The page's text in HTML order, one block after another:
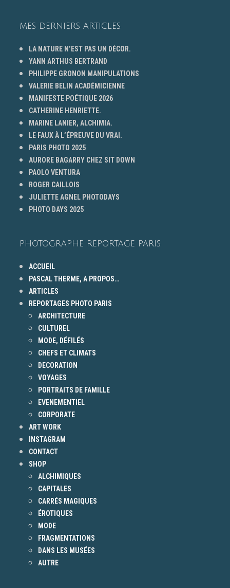
MES DERNIERS ARTICLES
LA NATURE N’EST PAS UN DÉCOR.
YANN ARTHUS BERTRAND
PHILIPPE GRONON MANIPULATIONS
VALERIE BELIN ACADÉMICIENNE
MANIFESTE POÉTIQUE 2026
CATHERINE HENRIETTE.
MARINE LANIER, ALCHIMIA.
LE FAUX À L’ÉPREUVE DU VRAI.
PARIS PHOTO 2025
AURORE BAGARRY CHEZ SIT DOWN
PAOLO VENTURA
ROGER CAILLOIS
JULIETTE AGNEL PHOTODAYS
PHOTO DAYS 2025
PHOTOGRAPHE REPORTAGE PARIS
ACCUEIL
PASCAL THERME, A PROPOS…
ARTICLES
REPORTAGES PHOTO PARIS
ARCHITECTURE
CULTUREL
MODE, DÉFILÉS
CHEFS ET CLIMATS
DECORATION
VOYAGES
PORTRAITS DE FAMILLE
EVENEMENTIEL
CORPORATE
ART WORK
INSTAGRAM
CONTACT
SHOP
ALCHIMIQUES
CAPITALES
CARRÉS MAGIQUES
ÉROTIQUES
MODE
FRAGMENTATIONS
DANS LES MUSÉES
AUTRE